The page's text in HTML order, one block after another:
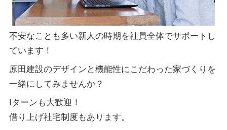
不安なことも多い新人の時期を社員全体でサポートし
ています！
原田建設のデザインと機能性にこだわった家づくりを
一緒にしてみませんか？
Iターンも大歓迎！
借り上げ社宅制度もあります。